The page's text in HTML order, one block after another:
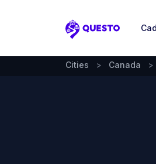
Questo
Cities > Canada >